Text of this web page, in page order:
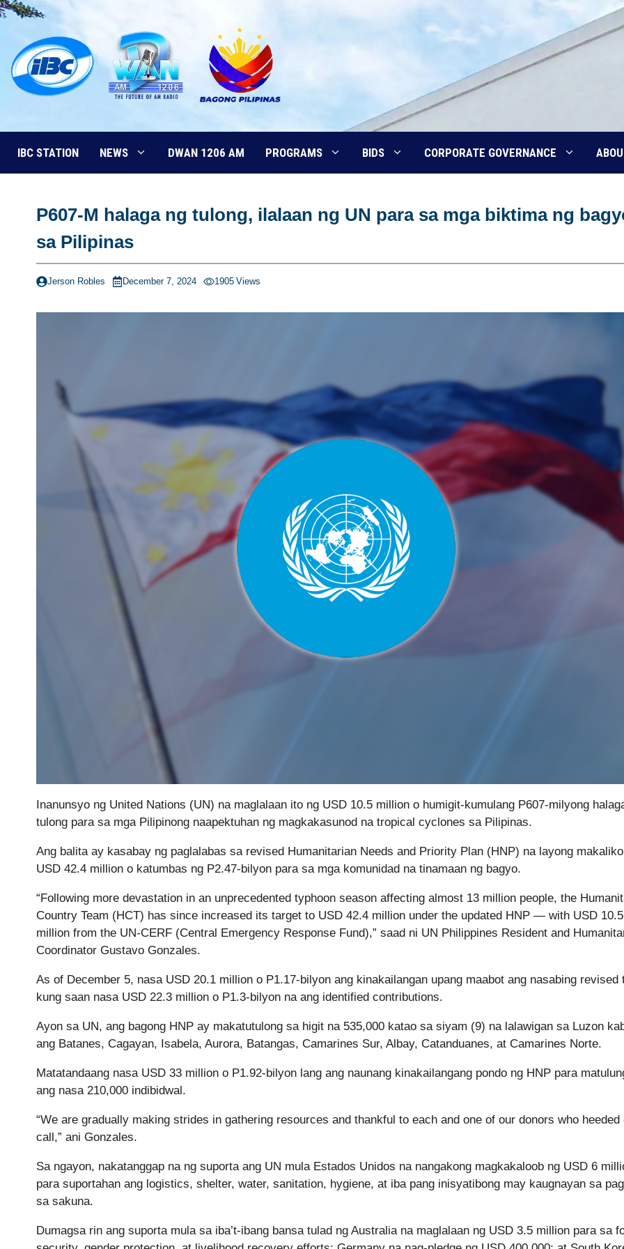
Skip
content
IBC STATION NEWS DWAN 1206 AM PROGRAMS BIDS CORPORATE GOVERNANCE
P607-M halaga ng tulong, ilalaan ng UN para sa mga biktima ng
sa Pilipinas
Jerson Robles December 7, 2024 1905 Views
Inanunsyo ng United Nations (UN) na maglalaan ito ng USD 10.5 million o humigit-kumulang P607-milyong
tulong para sa mga Pilipinong naapektuhan ng magkakasunod na tropical cyclones sa Pilipinas.
Ang balita ay kasabay ng paglalabas sa revised Humanitarian Needs and Priority Plan (HNP) na layong
USD 42.4 million o katumbas ng P2.47-bilyon para sa mga komunidad na tinamaan ng bagyo.
“Following more devastation in an unprecedented typhoon season affecting almost 13 million people, the
Country Team (HCT) has since increased its target to USD 42.4 million under the updated HNP — with USD 10.5
million from the UN-CERF (Central Emergency Response Fund),” saad ni UN Philippines Resident and
Coordinator Gustavo Gonzales.
As of December 5, nasa USD 20.1 million o P1.17-bilyon ang kinakailangan upang maabot ang nasabing revised
kung saan nasa USD 22.3 million o P1.3-bilyon na ang identified contributions.
Ayon sa UN, ang bagong HNP ay makatutulong sa higit na 535,000 katao sa siyam (9) na lalawigan sa Luzon
ang Batanes, Cagayan, Isabela, Aurora, Batangas, Camarines Sur, Albay, Catanduanes, at Camarines Norte.
Matatandaang nasa USD 33 million o P1.92-bilyon lang ang naunang kinakailangang pondo ng HNP para
ang nasa 210,000 indibidwal.
“We are gradually making strides in gathering resources and thankful to each and one of our donors who heeded
call,” ani Gonzales.
Sa ngayon, nakatanggap na ng suporta ang UN mula Estados Unidos na nangakong magkakaloob ng USD 6
para suportahan ang logistics, shelter, water, sanitation, hygiene, at iba pang inisyatibong may kaugnayan sa
sa sakuna.
Dumagsa rin ang suporta mula sa iba’t-ibang bansa tulad ng Australia na maglalaan ng USD 3.5 million para sa